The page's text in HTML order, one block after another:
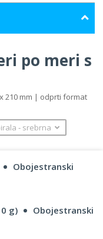
po meri s
210 mm | odprti format
‐ srebrna
Obojestranski
g)
Obojestranski